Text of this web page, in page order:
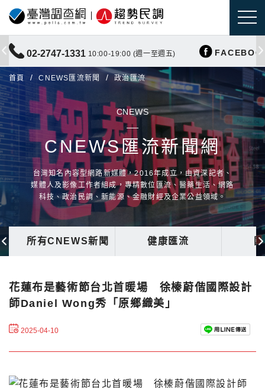
02-2747-1331 10:00-19:00 (週一至週五)
首頁 CNEWS匯流新聞 政治匯流
CNEWS
CNEWS匯流新聞網
台灣知名內容型網路新媒體，2016年成立，由資深記者、
媒體人及影像工作者組成，專精數位匯流、醫藥生活、網路
科技、政治民調、新能源、金融財經及企業公益領域。
所有CNEWS新聞 健康匯流
花蓮布是藝術節台北首暖場 徐榛蔚偕國際設計
師Daniel Wong秀「原鄉織美」
2025-04-10